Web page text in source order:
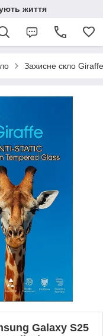
життя
Захисне скло
Galaxy S25